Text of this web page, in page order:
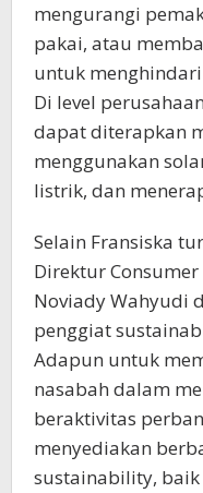
mengurangi
pakai, atau
untuk
Di level
dapat diterapkan
menggunakan
listrik, dan
Selain Fransiska
Direktur
Noviady Wahyudi
penggiat
Adapun untuk
nasabah dalam
beraktivitas
menyediakan
sustainability, baik